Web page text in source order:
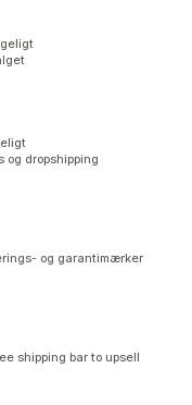
og dropshipping
og garantimærker
shipping bar to upsell